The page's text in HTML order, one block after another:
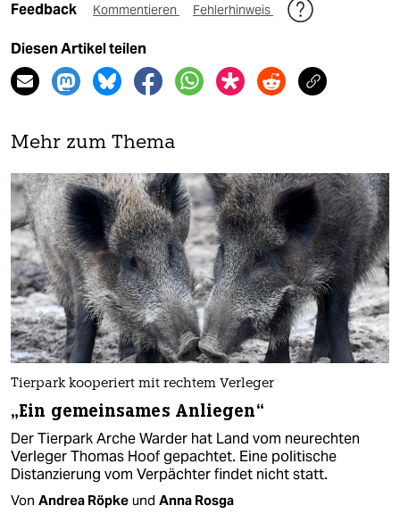
Feedback Kommentieren Fehlerhinweis
Diesen Artikel teilen
Mehr zum Thema
Tierpark kooperiert mit rechtem Verleger
„Ein gemeinsames Anliegen“
Der Tierpark Arche Warder hat Land vom neurechten
Verleger Thomas Hoof gepachtet. Eine politische
Distanzierung vom Verpächter findet nicht statt.
Von Andrea Röpke und Anna Rosga